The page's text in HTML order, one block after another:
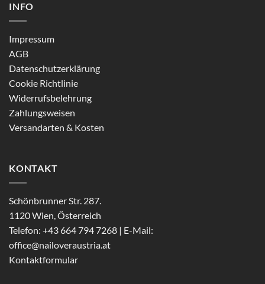
INFO
Impressum
AGB
Datenschutzerklärung
Cookie Richtlinie
Widerrufsbelehrung
Zahlungsweisen
Versandarten & Kosten
KONTAKT
Schönbrunner Str. 287.
1120 Wien, Österreich
Telefon: +43 664 794 7268 | E-Mail:
office@nailoveraustria.at
Kontaktformular